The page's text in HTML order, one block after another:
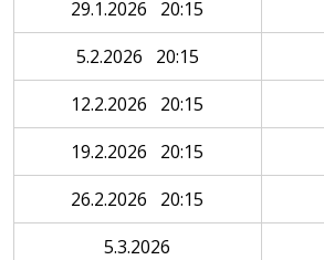
29.1.2026 20:15
5.2.2026 20:15
12.2.2026 20:15
19.2.2026 20:15
26.2.2026 20:15
5.3.2026